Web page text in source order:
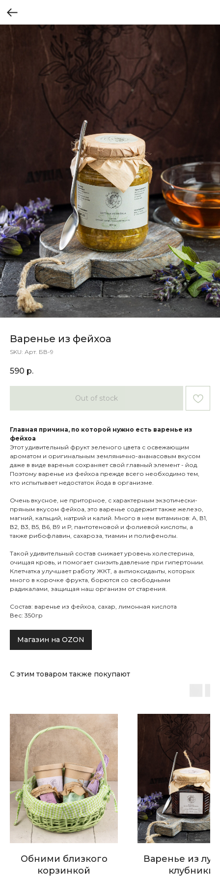
Варенье из фейхоа
SKU: Арт. БВ-9
590 р.
Out of stock
Главная причина, по которой нужно есть варенье из
фейхоа
Этот удивительный фрукт зеленого цвета с освежающим
ароматом и оригинальным землянично-ананасовым вкусом
даже в виде варенья сохраняет свой главный элемент - йод.
Поэтому варенье из фейхоа прежде всего необходимо тем,
кто испытывает недостаток йода в организме.
Очень вкусное, не приторное, с характерным экзотически-
пряным вкусом фейхоа, это варенье содержит также железо,
магний, кальций, натрий и калий. Много в нем витаминов: А, В1,
В2, В3, В5, В6, В9 и Р, пантотеновой и фолиевой кислоты, а
также рибофлавин, сахароза, тиамин и полифенолы.
Такой удивительный состав снижает уровень холестерина,
очищая кровь, и помогает снизить давление при гипертонии.
Клетчатка улучшает работу ЖКТ, а антиоксиданты, которых
много в корочке фрукта, борются со свободными
радикалами, защищая наш организм от старения.
Состав: варенье из фейхоа, сахар, лимонная кислота
Вес: 350гр
Магазин на OZON
С этим товаром также покупают
Обними близкого
корзинкой
Варенье из
клубники